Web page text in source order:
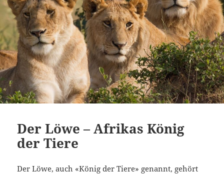
Der Löwe – Afrikas König
der Tiere
Der Löwe, auch «König der Tiere» genannt, gehört